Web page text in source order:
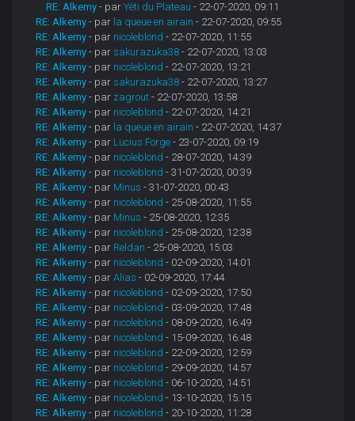
RE: Alkemy - parYéti du Plateau - 22-07-2020, 09:11
RE: Alkemy - par la queue en airain - 22-07-2020, 09:55
RE: Alkemy - par nicoleblond - 22-07-2020, 11:55
RE: Alkemy - par sakurazuka38 - 22-07-2020, 13:03
RE: Alkemy - par nicoleblond - 22-07-2020, 13:21
RE: Alkemy - par sakurazuka38 - 22-07-2020, 13:27
RE: Alkemy - par zagrout - 22-07-2020, 13:58
RE: Alkemy - par nicoleblond - 22-07-2020, 14:21
RE: Alkemy - par la queue en airain - 22-07-2020, 14:37
RE: Alkemy - par Lucius Forge - 23-07-2020, 09:19
RE: Alkemy - par nicoleblond - 28-07-2020, 14:39
RE: Alkemy - par nicoleblond - 31-07-2020, 00:39
RE: Alkemy - par Minus - 31-07-2020, 00:43
RE: Alkemy - par nicoleblond - 25-08-2020, 11:55
RE: Alkemy - par Minus - 25-08-2020, 12:35
RE: Alkemy - par nicoleblond - 25-08-2020, 12:38
RE: Alkemy - par Reldan - 25-08-2020, 15:03
RE: Alkemy - par nicoleblond - 02-09-2020, 14:01
RE: Alkemy - parAlias - 02-09-2020, 17:44
RE: Alkemy - par nicoleblond - 02-09-2020, 17:50
RE: Alkemy - par nicoleblond - 03-09-2020, 17:48
RE: Alkemy - par nicoleblond - 08-09-2020, 16:49
RE: Alkemy - par nicoleblond - 15-09-2020, 16:48
RE: Alkemy - par nicoleblond - 22-09-2020, 12:59
RE: Alkemy - par nicoleblond - 29-09-2020, 14:57
RE: Alkemy - par nicoleblond - 06-10-2020, 14:51
RE: Alkemy - par nicoleblond - 13-10-2020, 15:15
RE: Alkemy - par nicoleblond - 20-10-2020, 11:28